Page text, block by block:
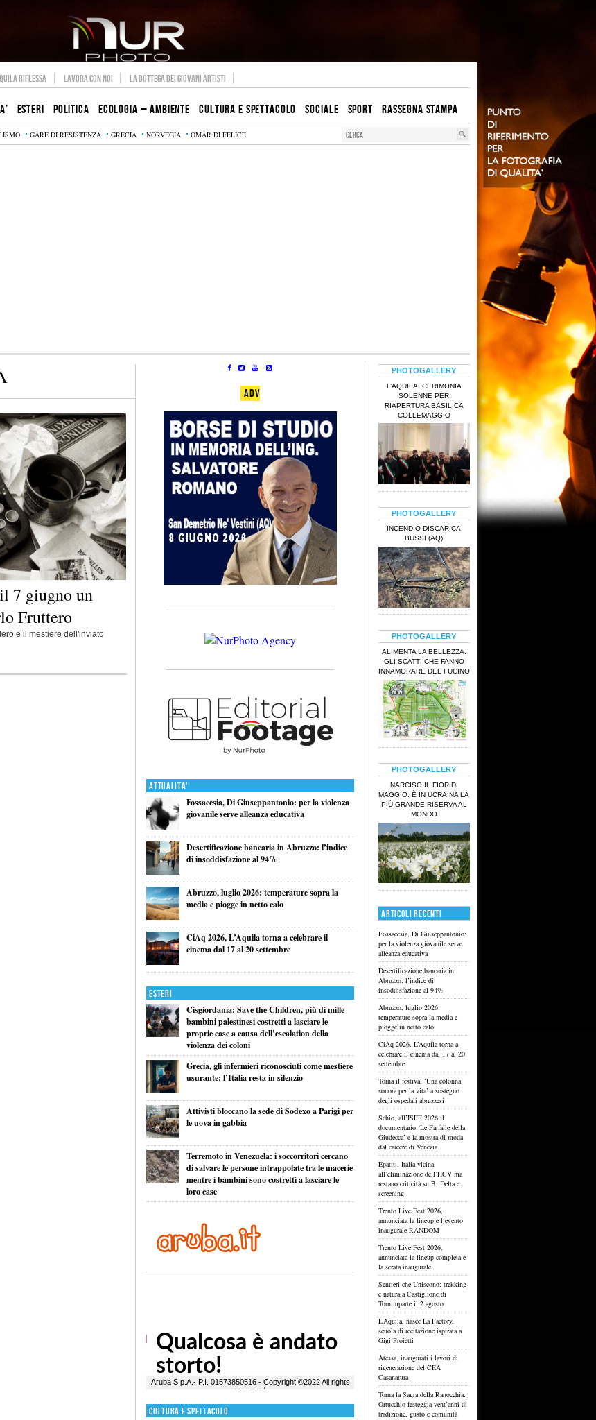
RIFLESSA LAVORA CON NOI LA BOTTEGA DEI GIOVANI ARTISTI
ESTERI POLITICA ECOLOGIA – AMBIENTE CULTURA E SPETTACOLO SOCIALE SPORT RASSEGNA STAMPA
GARE DI RESISTENZA GRECIA NORVEGIA OMAR DI FELICE
7 giugno un
Fruttero
e il mestiere dell'inviato
ADV
Attualita'
Fossacesia, Di Giuseppantonio: per la violenza
giovanile serve alleanza educativa
Desertificazione bancaria in Abruzzo: l’indice
di insoddisfazione al 94%
Abruzzo, luglio 2026: temperature sopra la
media e piogge in netto calo
CiAq 2026, L’Aquila torna a celebrare il
cinema dal 17 al 20 settembre
Esteri
Cisgiordania: Save the Children, più di mille
bambini palestinesi costretti a lasciare le
proprie case a causa dell’escalation della
violenza dei coloni
Grecia, gli infermieri riconosciuti come mestiere
usurante: l’Italia resta in silenzio
Attivisti bloccano la sede di Sodexo a Parigi per
le uova in gabbia
Terremoto in Venezuela: i soccorritori cercano
di salvare le persone intrappolate tra le macerie
mentre i bambini sono costretti a lasciare le
loro case
Cultura e Spettacolo
PHOTOGALLERY
L’AQUILA: CERIMONIA
SOLENNE PER
RIAPERTURA BASILICA
COLLEMAGGIO
PHOTOGALLERY
INCENDIO DISCARICA
BUSSI (AQ)
PHOTOGALLERY
ALIMENTA LA BELLEZZA:
GLI SCATTI CHE FANNO
INNAMORARE DEL FUCINO
PHOTOGALLERY
NARCISO IL FIOR DI
MAGGIO: È IN UCRAINA LA
PIÙ GRANDE RISERVA AL
MONDO
ARTICOLI RECENTI
Fossacesia, Di Giuseppantonio:
per la violenza giovanile serve
alleanza educativa
Desertificazione bancaria in
Abruzzo: l’indice di
insoddisfazione al 94%
Abruzzo, luglio 2026:
temperature sopra la media e
piogge in netto calo
CiAq 2026, L’Aquila torna a
celebrare il cinema dal 17 al 20
settembre
Torna il festival ‘Una colonna
sonora per la vita’ a sostegno
degli ospedali abruzzesi
Schio, all’ISFF 2026 il
documentario ‘Le Farfalle della
Giudecca’ e la mostra di moda
dal carcere di Venezia
Epatiti, Italia vicina
all’eliminazione dell’HCV ma
restano criticità su B, Delta e
screening
Trento Live Fest 2026,
annunciata la lineup e l’evento
inaugurale RANDOM
Trento Live Fest 2026,
annunciata la lineup completa e
la serata inaugurale
Sentieri che Uniscono: trekking
e natura a Castiglione di
Tornimparte il 2 agosto
L’Aquila, nasce La Factory,
scuola di recitazione ispirata a
Gigi Proietti
Atessa, inaugurati i lavori di
rigenerazione del CEA
Casanatura
Torna la Sagra della Ranocchia:
Ortucchio festeggia vent’anni di
tradizione, gusto e comunità